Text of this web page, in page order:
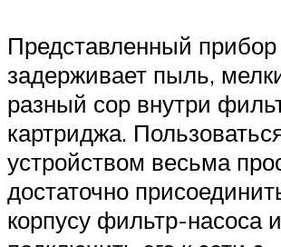
Представленный прибор
задерживает пыль,
разный сор внутри
картриджа.
устройством весьма
достаточно
корпусу фильтр-насоса и